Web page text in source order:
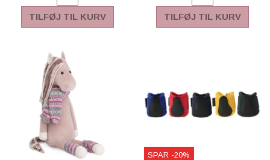
TILFØJ TIL KURV TILFØJ TIL KURV
SPAR -20%